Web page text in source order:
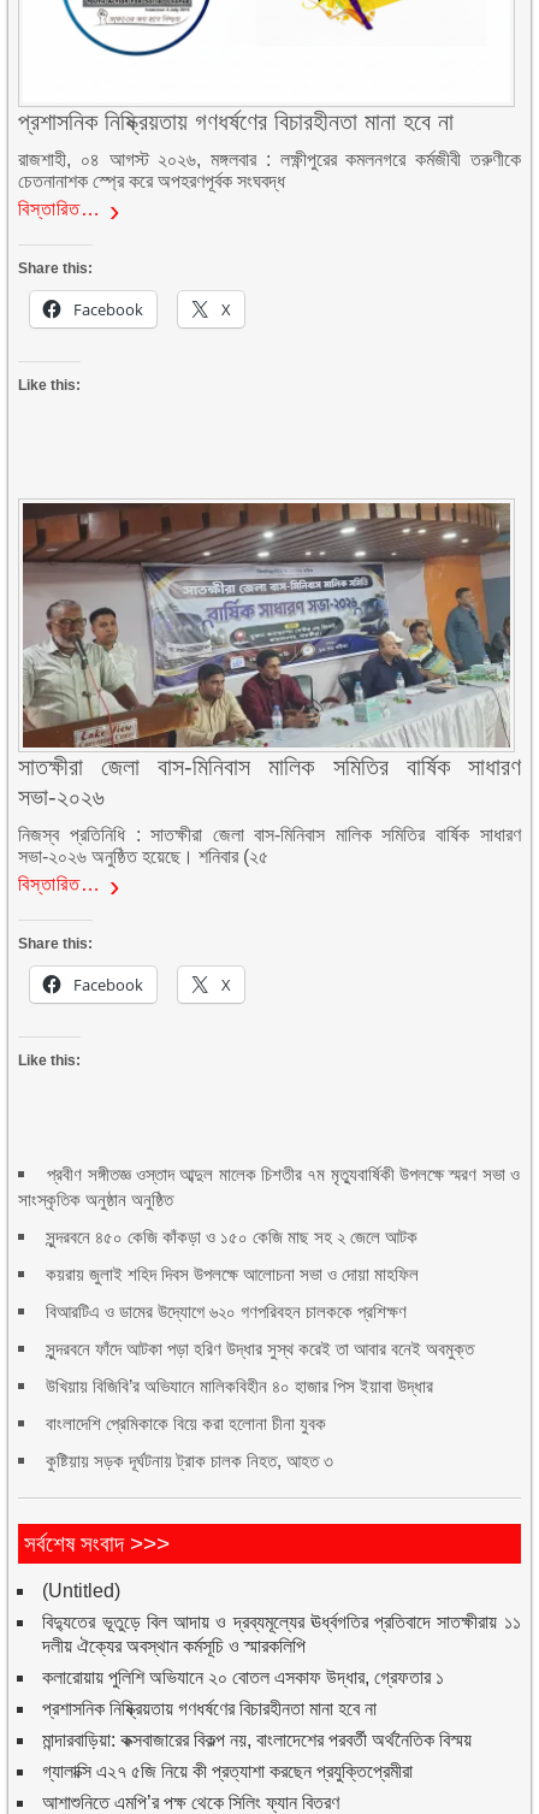
প্রশাসনিক নিষ্ক্রিয়তায় গণধর্ষণের বিচারহীনতা মানা হবে না
রাজশাহী, ০৪ আগস্ট ২০২৬, মঙ্গলবার : লক্ষ্ণীপুরের কমলনগরে কর্মজীবী তরুণীকে
চেতনানাশক স্প্রে করে অপহরণপূর্বক সংঘবদ্ধ
বিস্তারিত…
Share this:
Facebook X
Like this:
সাতক্ষীরা জেলা বাস-মিনিবাস মালিক সমিতির বার্ষিক সাধারণ
সভা-২০২৬
নিজস্ব প্রতিনিধি : সাতক্ষীরা জেলা বাস-মিনিবাস মালিক সমিতির বার্ষিক সাধারণ
সভা-২০২৬ অনুষ্ঠিত হয়েছে। শনিবার (২৫
বিস্তারিত…
Share this:
Facebook X
Like this:
প্রবীণ সঙ্গীতজ্ঞ ওস্তাদ আব্দুল মালেক চিশতীর ৭ম মৃত্যুবার্ষিকী উপলক্ষে স্মরণ সভা ও
সাংস্কৃতিক অনুষ্ঠান অনুষ্ঠিত
সুন্দরবনে ৪৫০ কেজি কাঁকড়া ও ১৫০ কেজি মাছ সহ ২ জেলে আটক
কয়রায় জুলাই শহিদ দিবস উপলক্ষে আলোচনা সভা ও দোয়া মাহফিল
বিআরটিএ ও ডামের উদ্যোগে ৬২০ গণপরিবহন চালককে প্রশিক্ষণ
সুন্দরবনে ফাঁদে আটকা পড়া হরিণ উদ্ধার সুস্থ করেই তা আবার বনেই অবমুক্ত
উখিয়ায় বিজিবি’র অভিযানে মালিকবিহীন ৪০ হাজার পিস ইয়াবা উদ্ধার
বাংলাদেশি প্রেমিকাকে বিয়ে করা হলোনা চীনা যুবক
কুষ্টিয়ায় সড়ক দূর্ঘটনায় ট্রাক চালক নিহত, আহত ৩
সর্বশেষ সংবাদ >>>
(Untitled)
বিদ্যুতের ভূতুড়ে বিল আদায় ও দ্রব্যমূল্যের ঊর্ধ্বগতির প্রতিবাদে সাতক্ষীরায় ১১
দলীয় ঐক্যের অবস্থান কর্মসূচি ও স্মারকলিপি
কলারোয়ায় পুলিশি অভিযানে ২০ বোতল এসকাফ উদ্ধার, গ্রেফতার ১
প্রশাসনিক নিষ্ক্রিয়তায় গণধর্ষণের বিচারহীনতা মানা হবে না
মান্দারবাড়িয়া: কক্সবাজারের বিকল্প নয়, বাংলাদেশের পরবর্তী অর্থনৈতিক বিস্ময়
গ্যালাক্সি এ২৭ ৫জি নিয়ে কী প্রত্যাশা করছেন প্রযুক্তিপ্রেমীরা
আশাশুনিতে এমপি’র পক্ষ থেকে সিলিং ফ্যান বিতরণ